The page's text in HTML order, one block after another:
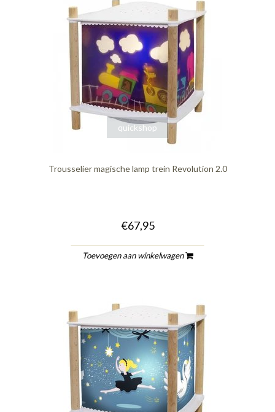
quickshop
Trousselier magische lamp trein Revolution 2.0
€67,95
Toevoegen aan winkelwagen